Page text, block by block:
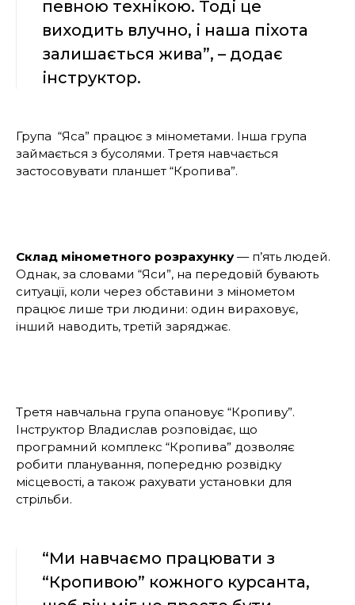
певною технікою. Тоді це
виходить влучно, і наша піхота
залишається жива”, – додає
інструктор.
Група “Яса” працює з мінометами. Інша група
займається з бусолями. Третя навчається
застосовувати планшет “Кропива”.
Склад мінометного розрахунку— п’ять людей.
Однак, за словами “Яси”, на передовій бувають
ситуації, коли через обставини з мінометом
працює лише три людини: один вираховує,
інший наводить, третій заряджає.
Третя навчальна група опановує “Кропиву”.
Інструктор Владислав розповідає, що
програмний комплекс “Кропива” дозволяє
робити планування, попередню розвідку
місцевості, а також рахувати установки для
стрільби.
“Ми навчаємо працювати з
“Кропивою” кожного курсанта,